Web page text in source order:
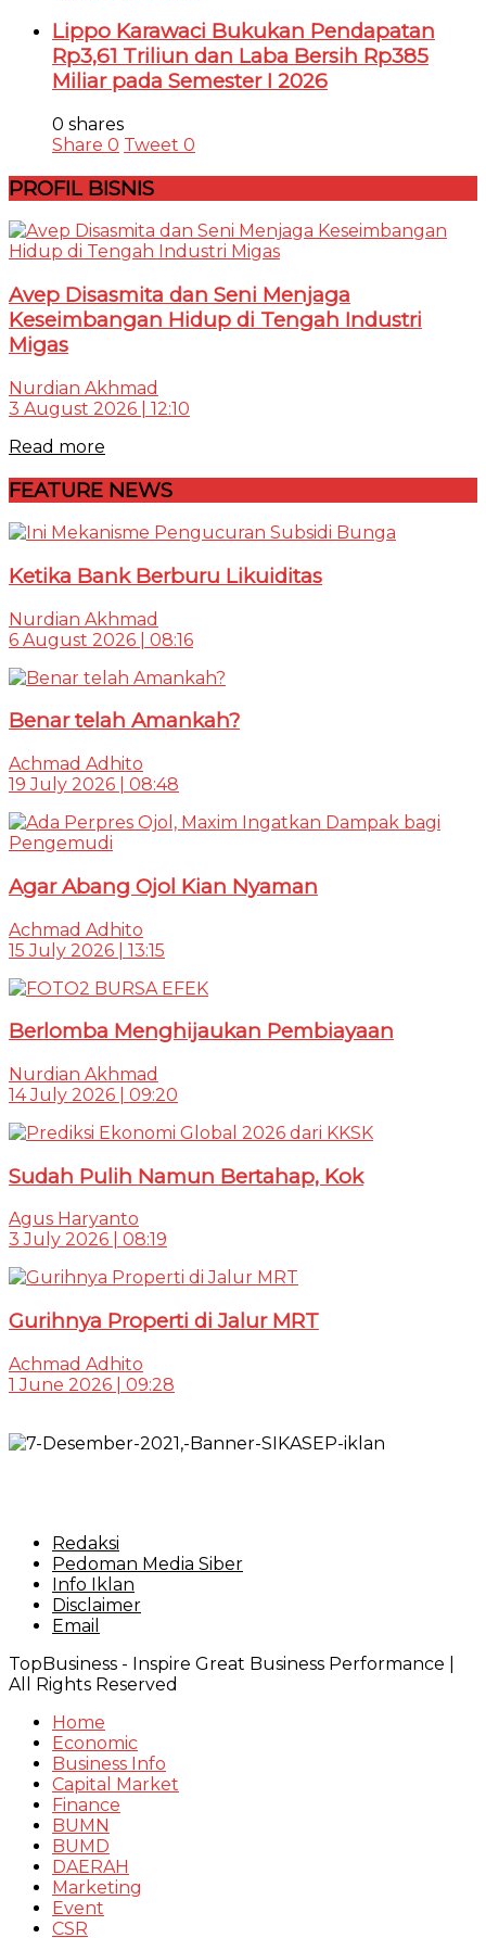
Lippo Karawaci Bukukan Pendapatan
Rp3,61 Triliun dan Laba Bersih Rp385
Miliar pada Semester I 2026
0 shares
Share 0 Tweet 0
PROFIL BISNIS
Avep Disasmita dan Seni Menjaga
Keseimbangan Hidup di Tengah Industri
Migas
Nurdian Akhmad
3 August 2026 | 12:10
Read more
FEATURE NEWS
Ketika Bank Berburu Likuiditas
Nurdian Akhmad
6 August 2026 | 08:16
Benar telah Amankah?
Achmad Adhito
19 July 2026 | 08:48
Agar Abang Ojol Kian Nyaman
Achmad Adhito
15 July 2026 | 13:15
Berlomba Menghijaukan Pembiayaan
Nurdian Akhmad
14 July 2026 | 09:20
Sudah Pulih Namun Bertahap, Kok
Agus Haryanto
3 July 2026 | 08:19
Gurihnya Properti di Jalur MRT
Achmad Adhito
1 June 2026 | 09:28
Redaksi
Pedoman Media Siber
Info Iklan
Disclaimer
Email
TopBusiness - Inspire Great Business Performance |
All Rights Reserved
Home
Economic
Business Info
Capital Market
Finance
BUMN
BUMD
DAERAH
Marketing
Event
CSR